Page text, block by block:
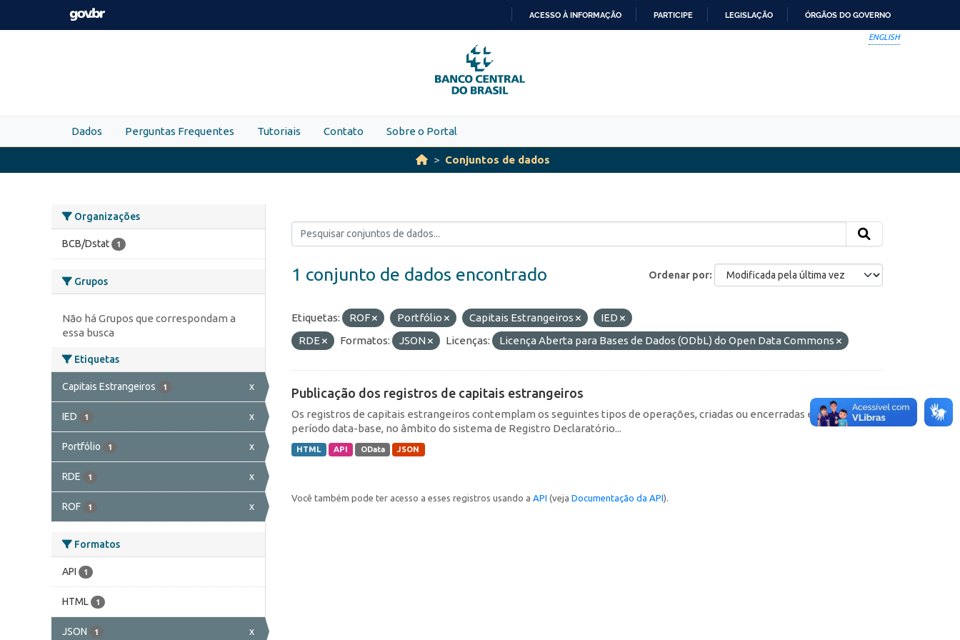
Skip to main content
PARA
O
CONTEÚDO
ACESSO À INFORMAÇÃO PARTICIPE LEGISLAÇÃO ÓRGÃOS DO GOVERNO
ENGLISH
Dados Perguntas Frequentes Tutoriais Contato Sobre o Portal
Conjuntos de dados
Organizações
BCB/Dstat 1
Grupos
Não há Grupos que correspondam a
essa busca
Etiquetas
Capitais Estrangeiros 1 x
IED 1 x
Portfólio 1 x
RDE 1 x
ROF 1 x
Formatos
API 1
HTML 1
JSON 1 x
Ordenar por
1 conjunto de dados encontrado
Etiquetas: ROF Portfólio Capitais Estrangeiros
IED
RDE
Formatos: JSON Licenças: Licença Aberta para Bases de Dados (ODbL) do Open Data Commons
Publicação dos registros de capitais estrangeiros
Os registros de capitais estrangeiros contemplam os seguintes tipos de operações, criadas ou encerradas em cada
período data-base, no âmbito do sistema de Registro Declaratório...
HTML API OData JSON
Você também pode ter acesso a esses registros usando a API (veja Documentação da API).